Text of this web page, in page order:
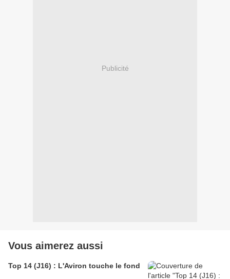
Publicité
Vous aimerez aussi
Top 14 (J16) : L'Aviron touche le fond